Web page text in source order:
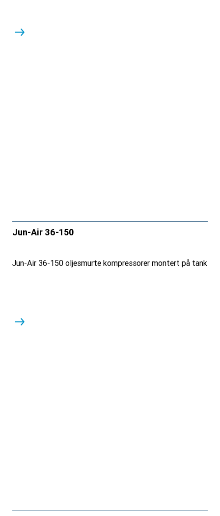
Jun-Air 36-150
Jun-Air 36-150 oljesmurte kompressorer montert på tank